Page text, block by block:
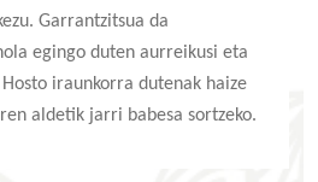
Garrantzitsua da
egingo duten aurreikusi eta
iraunkorra dutenak haize
aldetik jarri babesa sortzeko.